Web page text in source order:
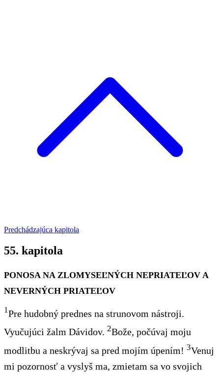
Predchádzajúca kapitola
55. kapitola
PONOSA NA ZLOMYSEĽNÝCH NEPRIATEĽOV A
NEVERNÝCH PRIATEĽOV
1Pre hudobný prednes na strunovom nástroji.
Vyučujúci žalm Dávidov. 2Bože, počúvaj moju
modlitbu a neskrývaj sa pred mojím úpením! 3Venuj
mi pozornosť a vyslyš ma, zmietam sa vo svojich